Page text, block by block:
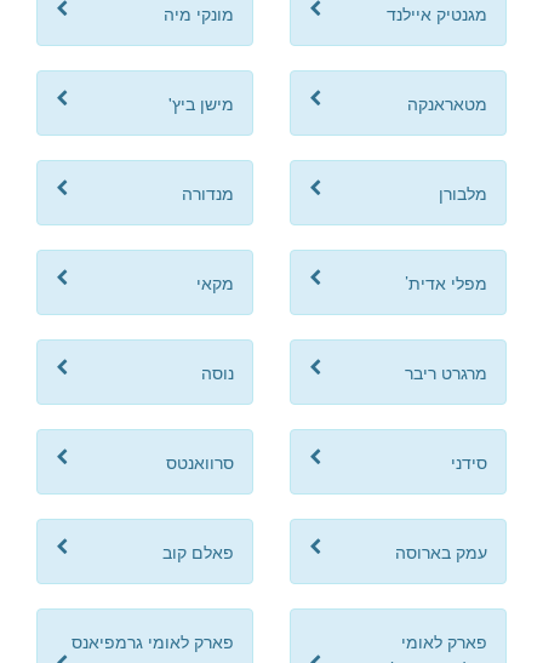
מגנטיק איילנד מונקי מיה
מטאראנקה מישן ביץ'
מלבורן מנדורה
מפלי אדית’ מקאי
מרגרט ריבר נוסה
סידני סרוואנטס
עמק בארוסה פאלם קוב
פארק לאומי
פארק לאומי גרמפיאנס